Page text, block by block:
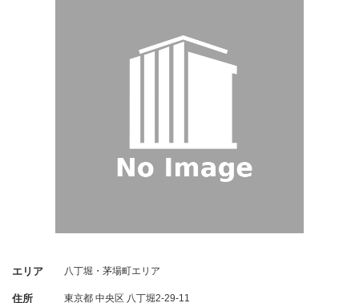
エリア 八丁堀・茅場町エリア
住所 東京都 中央区 八丁堀2-29-11